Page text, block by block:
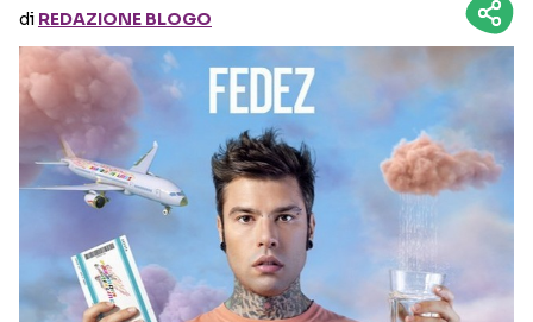
di REDAZIONE BLOGO